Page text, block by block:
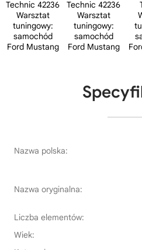
Nazwa polska:
Nazwa oryginalna:
Liczba elementów:
Wiek: